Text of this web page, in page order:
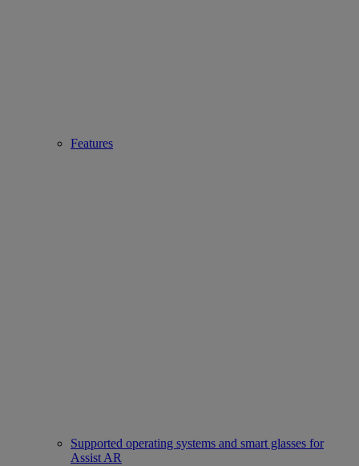
Features
Supported operating systems and smart glasses for
Assist AR